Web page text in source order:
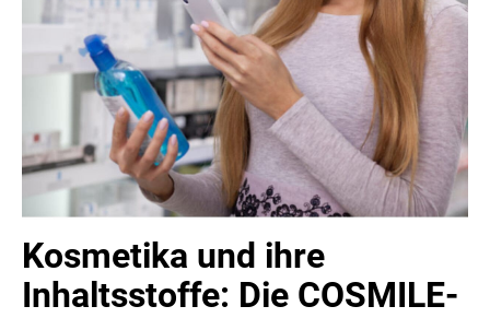
Kosmetika und ihre
Inhaltsstoffe: Die COSMILE-